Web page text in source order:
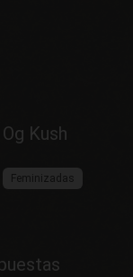
Kush
Feminizadas